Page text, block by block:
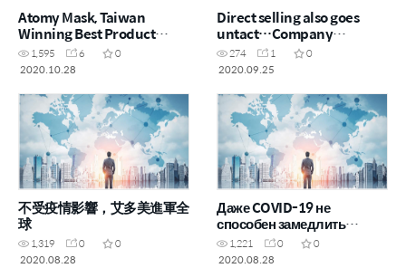
Atomy Mask, Taiwan
Winning Best Product
Award for ‘Yushan Prize’
1,595 6
0
2020.10.28
Direct selling also goes
untact…Company
conference with 10,000
people(MBN)
274 1
0
2020.09.25
不受疫情影響，艾多美進軍全
球
1,319 0
0
2020.08.28
Даже COVID-19 не
способен замедлить
развитие компании Атоми
1,221 0
0
2020.08.28